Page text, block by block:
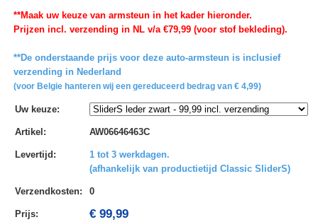
**Maak uw keuze van armsteun in het kader hieronder.
Prijzen incl. verzending in NL v/a €79,99 (voor stof bekleding).
**De onderstaande prijs voor deze auto-armsteun is inclusief
verzending in Nederland
(voor Belgie hanteren wij een gereduceerd bedrag van € 4,99)
Uw keuze:
Artikel : AW06646463C
Levertijd :
1 tot 3 werkdagen.
(afhankelijk van productietijd Classic SliderS)
Verzendkosten: 0
Prijs: € 99,99